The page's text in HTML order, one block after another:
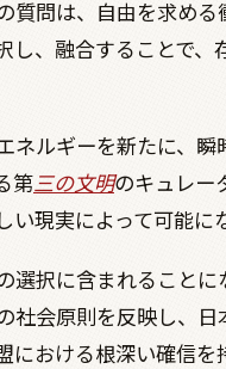
問は、自由を求める
、融合することで、
ネルギーを新たに、瞬
第三の文明のキュレー
現実によって可能に
選択に含まれることに
社会原則を反映し、日
における根深い確信を